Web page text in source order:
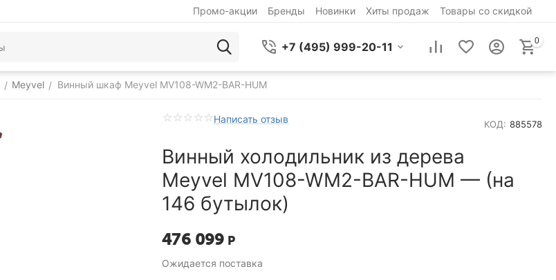
Промо-акции Бренды Новинки Хиты продаж Товары со скидкой
+7 (495) 999-20-11 0
/ Meyvel / Винный шкаф Meyvel MV108-WM2-BAR-HUM
Написать отзыв КОД: 885578
Винный холодильник из дерева
Meyvel MV108-WM2-BAR-HUM — (на
146 бутылок)
476 099 Р
Ожидается поставка